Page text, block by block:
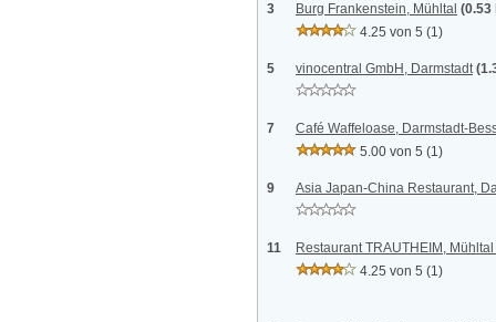
3 Burg Frankenstein, Mühltal (0.53
4.25 von 5 (1)
5 vinocentral GmbH, Darmstadt
7
Café Waffeloase, Darmstadt-
5.00 von 5 (1)
9 Asia Japan-China Restaurant,
11
Restaurant TRAUTHEIM, Mühltal
4.25 von 5 (1)